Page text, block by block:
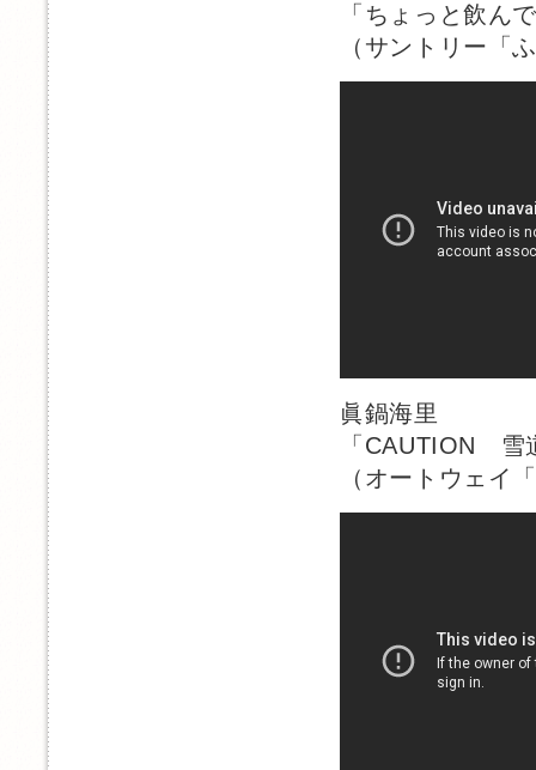
「ちょっと飲ん
（サントリー「
眞鍋海里
「CAUTION 雪
（オートウェイ